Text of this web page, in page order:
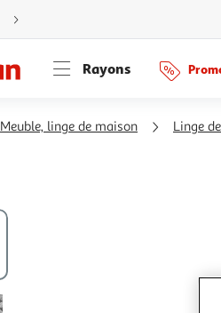
Rayons
Meuble, linge de maison Linge